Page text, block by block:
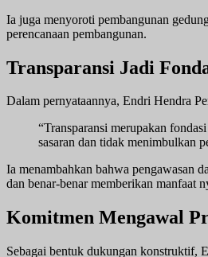
Ia juga menyoroti pembangunan
perencanaan pembangunan.
Transparansi Jadi
Dalam pernyataannya, Endri Hendra
“Transparansi merupakan
sasaran dan tidak menimbulkan
Ia menambahkan bahwa pengawasan
dan benar-benar memberikan manfaat
Komitmen Mengawal
Sebagai bentuk dukungan konstruktif,